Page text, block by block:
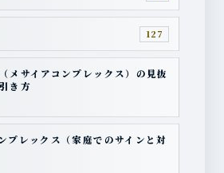
127
メサイアコンプレックス）の見抜
き方
プレックス（家庭でのサインと対